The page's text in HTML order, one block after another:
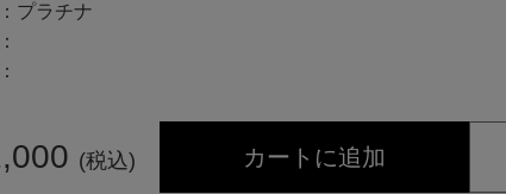
プラチナ
(税込) カートに追加